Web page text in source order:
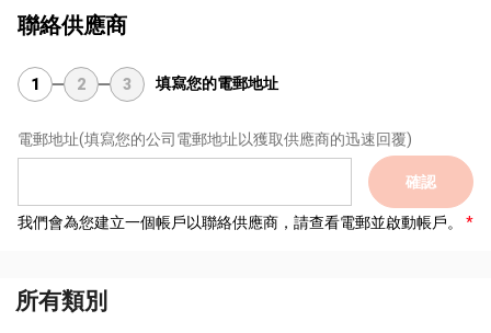
聯絡供應商
1 2 3 填寫您的電郵地址
電郵地址(填寫您的公司電郵地址以獲取供應商的迅速回覆)
確認
我們會為您建立一個帳戶以聯絡供應商，請查看電郵並啟動帳戶。
所有類別